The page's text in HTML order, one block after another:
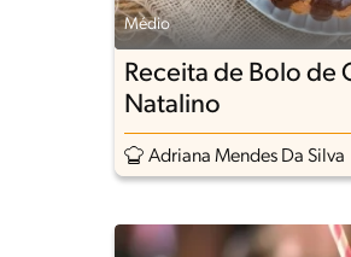
Médio
Receita de Bolo de
Natalino
Adriana Mendes Da Silva